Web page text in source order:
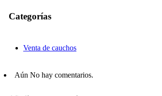
Categorías
Venta de cauchos
Aún No hay comentarios.